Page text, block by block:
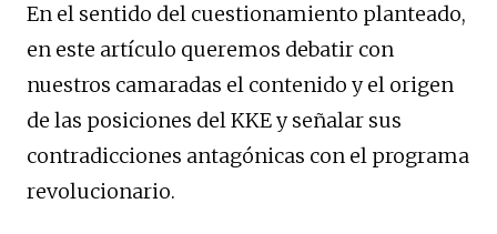
En el sentido del cuestionamiento planteado,
en este artículo queremos debatir con
nuestros camaradas el contenido y el origen
de las posiciones del KKE y señalar sus
contradicciones antagónicas con el programa
revolucionario.